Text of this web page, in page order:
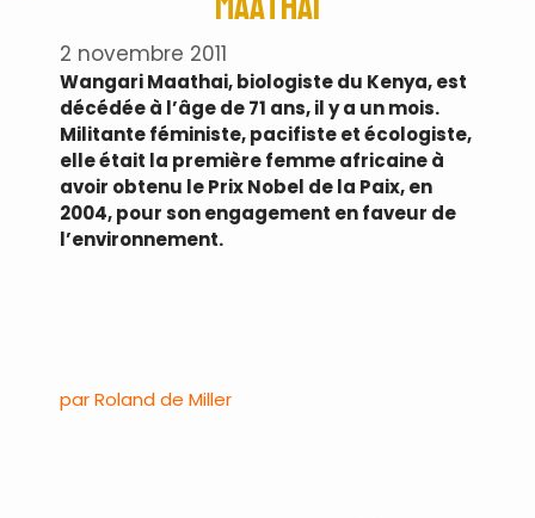
2 novembre 2011
Wangari Maathai, biologiste du Kenya, est
décédée à l’âge de 71 ans, il y a un mois.
Militante féministe, pacifiste et écologiste,
elle était la première femme africaine à
avoir obtenu le Prix Nobel de la Paix, en
2004, pour son engagement en faveur de
l’environnement.
par Roland de Miller